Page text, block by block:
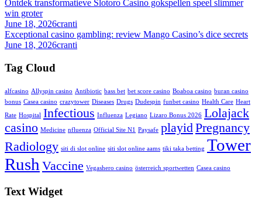
Ontdek transformatieve Slotoro Casino gokspellen speel slimmer
win groter
June 18, 2026cranti
Exceptional casino gambling: review Mango Casino’s dice secrets
June 18, 2026cranti
Tag Cloud
alfcasino Allyspin casino Antibiotic bass bet bet score casino Boaboa casino buran casino
bonus Casea casino crazytower Diseases Drugs Dudespin funbet casino Health Care Heart
Rate Hospital Infectious Influenza Legiano Lizaro Bonus 2026 Lolajack
casino Medicine nfluenza Official Site N1 Paysafe playidPregnancy
Radiology siti di slot online siti slot online aams tiki taka betting Tower
Rush Vaccine Vegashero casino österreich sportwetten Сasea casino
Text Widget